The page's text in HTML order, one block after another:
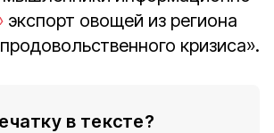
экспорт овощей из региона
кризиса».
в тексте?